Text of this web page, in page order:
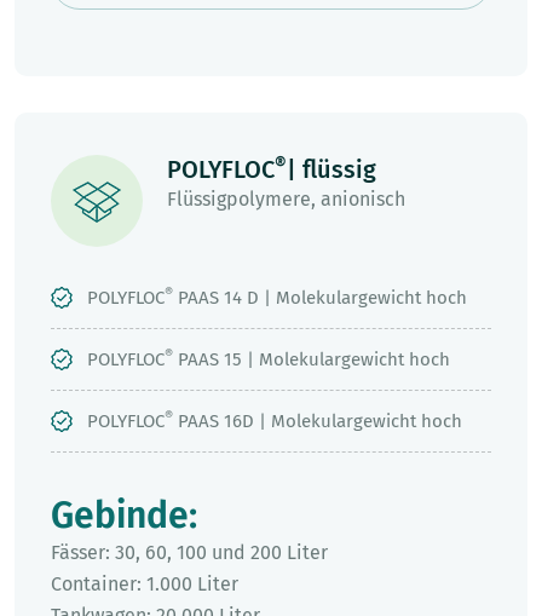
POLYFLOC® | flüssig
Flüssigpolymere, anionisch
POLYFLOC® PAAS 14 D | Molekulargewicht hoch
POLYFLOC® PAAS 15 | Molekulargewicht hoch
POLYFLOC® PAAS 16D | Molekulargewicht hoch
Gebinde:
Fässer: 30, 60, 100 und 200 Liter
Container: 1.000 Liter